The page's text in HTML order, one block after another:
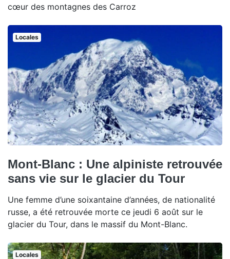
cœur des montagnes des Carroz
Locales
Mont-Blanc : Une alpiniste retrouvée
sans vie sur le glacier du Tour
Une femme d’une soixantaine d’années, de nationalité
russe, a été retrouvée morte ce jeudi 6 août sur le
glacier du Tour, dans le massif du Mont-Blanc.
Locales